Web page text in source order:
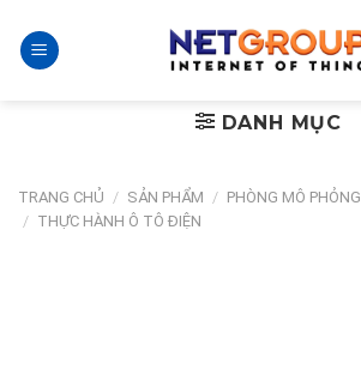
content
DANH MỤC
TRANG CHỦ / SẢN PHẨM / PHÒNG MÔ PHỎNG
/ THỰC HÀNH Ô TÔ ĐIỆN